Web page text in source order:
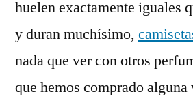
huelen exactamente iguales
y duran muchísimo,
nada que ver con otros
que hemos comprado alguna